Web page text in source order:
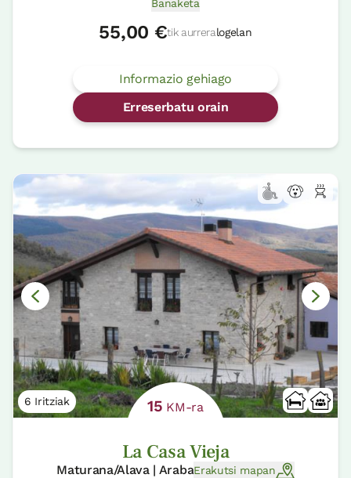
Banaketa
55,00 €tik aurreralogelan
Informazio gehiago
Erreserbatu orain
6 Iritziak 15 KM-ra
La Casa Vieja
Maturana/Alava | ArabaErakutsi mapan